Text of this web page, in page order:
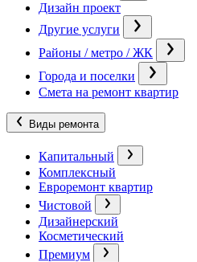
Дизайн проект
Другие услуги
Районы / метро / ЖК
Города и поселки
Смета на ремонт квартир
Виды ремонта
Капитальный
Комплексный
Евроремонт квартир
Чистовой
Дизайнерский
Косметический
Премиум